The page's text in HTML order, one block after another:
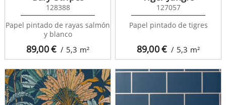
89,00€ / 5,3 m²
128388
Papel pintado de rayas salmón
y blanco
89,00€ / 5,3 m²
127057
Papel pintado de tigres